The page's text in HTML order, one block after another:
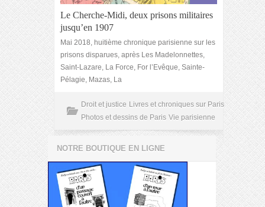
Le Cherche-Midi, deux prisons militaires
jusqu’en 1907
Mai 2018, huitième chronique parisienne sur les
prisons disparues, après Les Madelonnettes,
Saint-Lazare, La Force, For l’Evêque, Sainte-
Pélagie, Mazas, La
Droit et justice Livres et chroniques sur Paris
Photos et dessins de Paris Vie parisienne
NOTRE BOUTIQUE EN LIGNE